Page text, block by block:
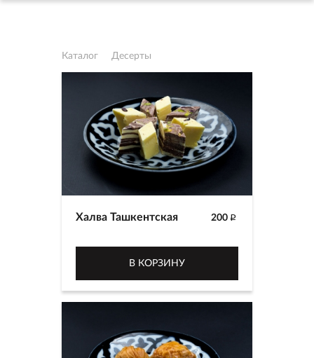
Каталог Десерты
200 p
Халва Ташкентская
В КОРЗИНУ